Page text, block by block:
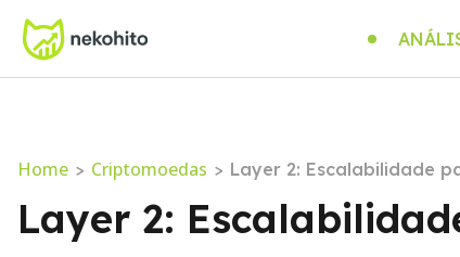
Home > Criptomoedas > Layer 2: Escalabilidade
Layer 2: